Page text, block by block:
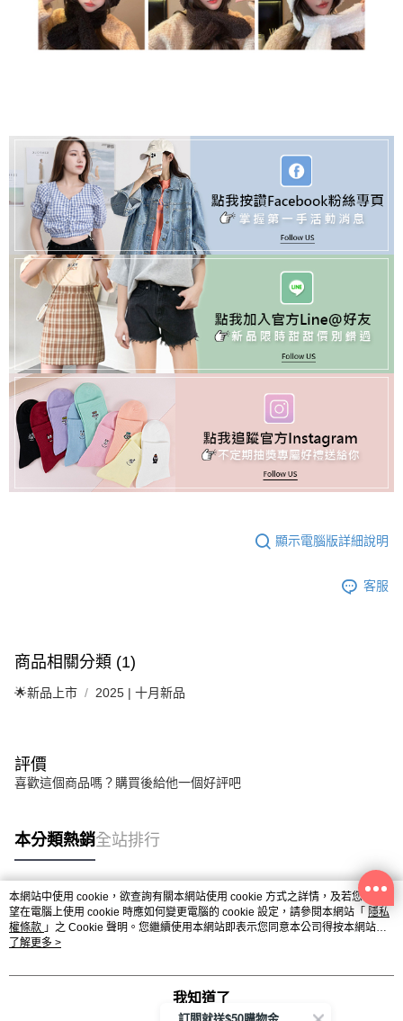
顯示電腦版詳細說明
客服
商品相關分類 (1)
🌟新品上市 2025 | 十月新品
評價
喜歡這個商品嗎？購買後給他一個好評吧
本分類熱銷全站排行
熱門標籤
本網站中使用 cookie，欲查詢有關本網站使用 cookie 方式之詳情，及若您不希
望在電腦上使用 cookie 時應如何變更電腦的 cookie 設定，請參閱本網站「 隱私
權條款 」之 Cookie 聲明。您繼續使用本網站即表示您同意本公司得按本網站使
用條款之 Cookie 聲明使用 cookie。
了解更多 >
我知道了